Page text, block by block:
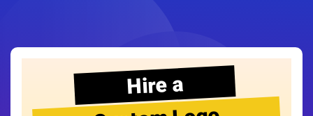
Hire a